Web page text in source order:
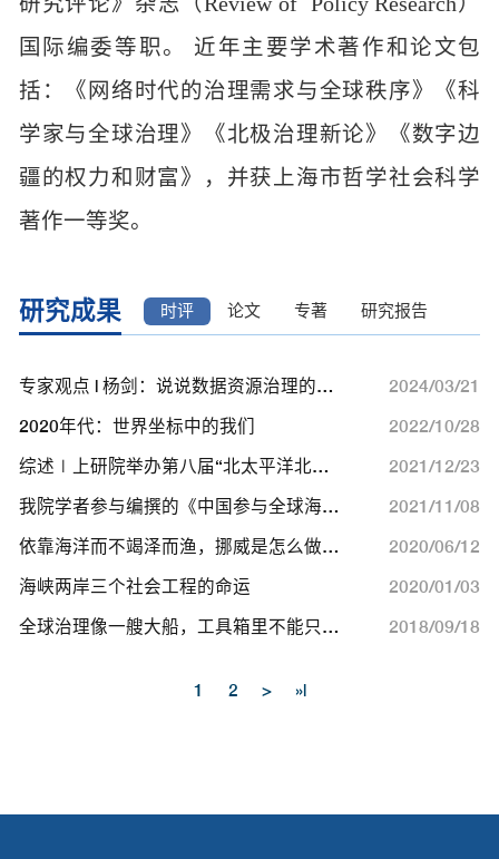
国际编委等职。 近年主要学术著作和论文包
括：《网络时代的治理需求与全球秩序》《科
学家与全球治理》《北极治理新论》《数字边
疆的权力和财富》，并获上海市哲学社会科学
著作一等奖。
研究成果 时评 论文 专著 研究报告